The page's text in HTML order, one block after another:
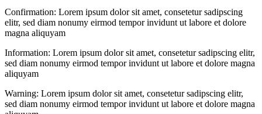
Confirmation: Lorem ipsum dolor sit amet, consetetur sadipscing
elitr, sed diam nonumy eirmod tempor invidunt ut labore et dolore
magna aliquyam
Information: Lorem ipsum dolor sit amet, consetetur sadipscing elitr,
sed diam nonumy eirmod tempor invidunt ut labore et dolore magna
aliquyam
Warning: Lorem ipsum dolor sit amet, consetetur sadipscing elitr,
sed diam nonumy eirmod tempor invidunt ut labore et dolore magna